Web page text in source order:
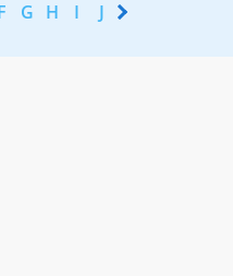
G H I J K